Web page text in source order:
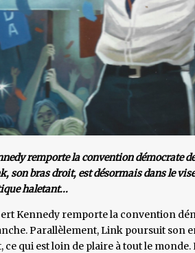
remporte la convention démocrate
son bras droit, est désormais dans le
haletant...
Kennedy remporte la convention
Parallèlement, Link poursuit son
qui est loin de plaire à tout le